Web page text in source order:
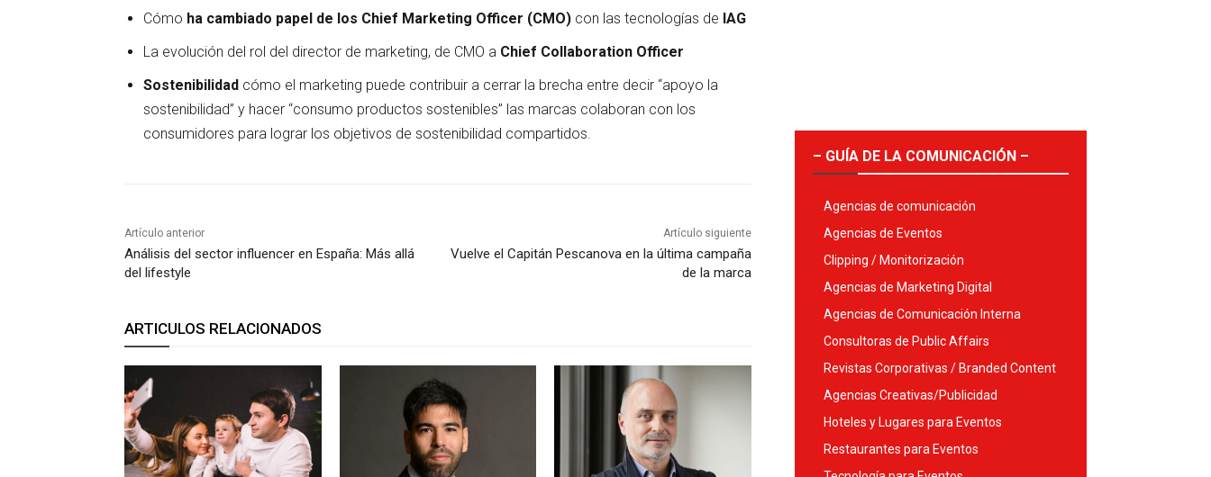
Cómo ha cambiado papel de los Chief Marketing Officer (CMO) con las tecnologías de IAG
La evolución del rol del director de marketing, de CMO a Chief Collaboration Officer
Sostenibilidad cómo el marketing puede contribuir a cerrar la brecha entre decir “apoyo la
sostenibilidad” y hacer “consumo productos sostenibles” las marcas colaboran con los
consumidores para lograr los objetivos de sostenibilidad compartidos.
Artículo anterior
Análisis del sector influencer en España: Más allá
del lifestyle
Artículo siguiente
Vuelve el Capitán Pescanova en la última campaña
de la marca
ARTICULOS RELACIONADOS
– GUÍA DE LA COMUNICACIÓN –
Agencias de comunicación
Agencias de Eventos
Clipping / Monitorización
Agencias de Marketing Digital
Agencias de Comunicación Interna
Consultoras de Public Affairs
Revistas Corporativas / Branded Content
Agencias Creativas/Publicidad
Hoteles y Lugares para Eventos
Restaurantes para Eventos